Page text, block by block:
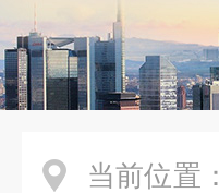
当前位置：